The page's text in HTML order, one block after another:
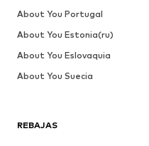
REBAJAS
About You Portugal
About You Estonia(ru)
About You Eslovaquia
About You Suecia